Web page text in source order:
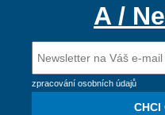
A /
zpracování osobních údajů
CHCI